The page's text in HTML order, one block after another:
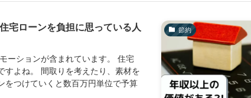
節約
宅ローンを負担に思っている人
ーションが含まれています。 住宅
すよね。 間取りを考えたり、素材を
をつけていくと数百万円単位で予算